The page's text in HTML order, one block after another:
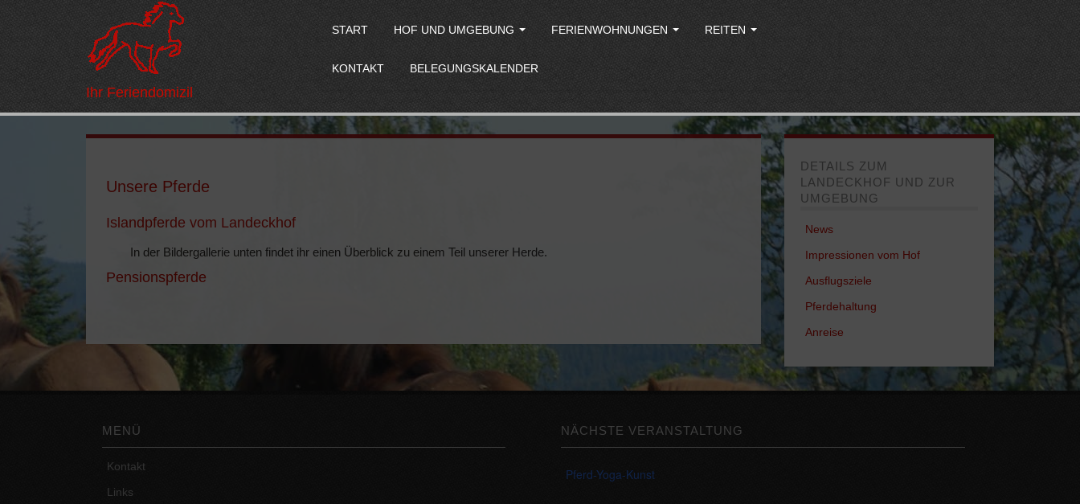
Ihr Feriendomizil
START HOF UND UMGEBUNG FERIENWOHNUNGEN REITEN
KONTAKT BELEGUNGSKALENDER
Unsere Pferde
Islandpferde vom Landeckhof
In der Bildergallerie unten findet ihr einen Überblick zu einem Teil unserer Herde.
Pensionspferde
DETAILS ZUM
LANDECKHOF UND ZUR
UMGEBUNG
News
Impressionen vom Hof
Ausflugsziele
Pferdehaltung
Anreise
MENÜ
Kontakt
Links
NÄCHSTE VERANSTALTUNG
Pferd-Yoga-Kunst